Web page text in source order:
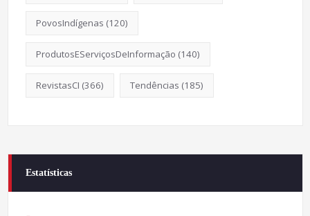
PovosIndígenas (120)
ProdutosEServiçosDeInformação (140)
RevistasCI (366) Tendências (185)
Estatísticas